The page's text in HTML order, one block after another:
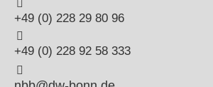
+49 (0) 228 29 80 96
+49 (0) 228 92 58 333